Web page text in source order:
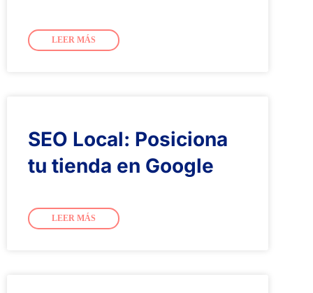
LEER MÁS
SEO Local: Posiciona
tu tienda en Google
LEER MÁS